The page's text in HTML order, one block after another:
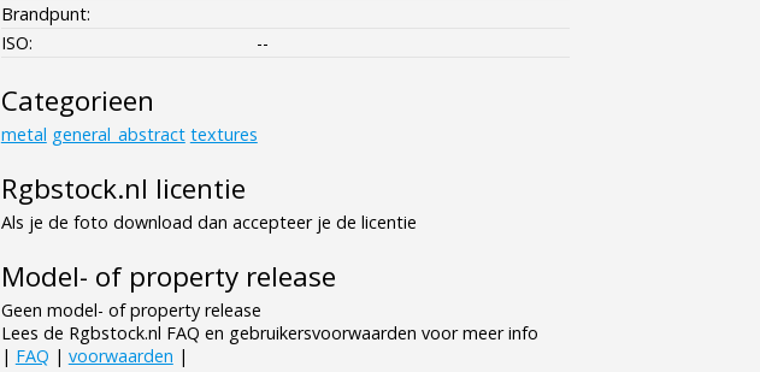
Brandpunt:
ISO:
--
Categorieen
metal general_abstract textures
Rgbstock.nl licentie
Als je de foto download dan accepteer je de licentie
Model- of property release
Geen model- of property release
Lees de Rgbstock.nl FAQ en gebruikersvoorwaarden voor meer info
| FAQ | voorwaarden |